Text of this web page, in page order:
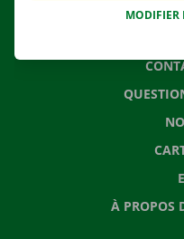
À PROPOS
MODIFIER